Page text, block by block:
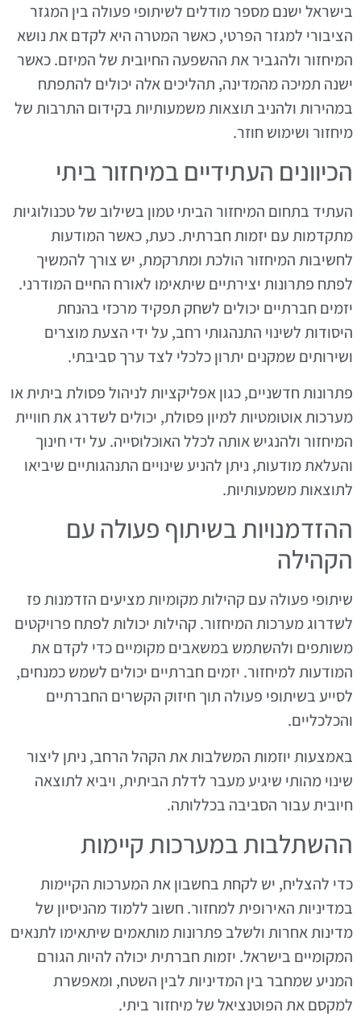
בישראל ישנם מספר מודלים לשיתופי פעולה בין המגזר
הציבורי למגזר הפרטי, כאשר המטרה היא לקדם את נושא
המיחזור ולהגביר את ההשפעה החיובית של המיזם. כאשר
ישנה תמיכה מהמדינה, תהליכים אלה יכולים להתפתח
במהירות ולהניב תוצאות משמעותיות בקידום התרבות של
מיחזור ושימוש חוזר.
הכיוונים העתידיים במיחזור ביתי
העתיד בתחום המיחזור הביתי טמון בשילוב של טכנולוגיות
מתקדמות עם יזמות חברתית. כעת, כאשר המודעות
לחשיבות המיחזור הולכת ומתרקמת, יש צורך להמשיך
לפתח פתרונות יצירתיים שיתאימו לאורח החיים המודרני.
יזמים חברתיים יכולים לשחק תפקיד מרכזי בהנחת
היסודות לשינוי התנהגותי רחב, על ידי הצעת מוצרים
ושירותים שמקנים יתרון כלכלי לצד ערך סביבתי.
פתרונות חדשניים, כגון אפליקציות לניהול פסולת ביתית או
מערכות אוטומטיות למיון פסולת, יכולים לשדרג את חוויית
המיחזור ולהנגיש אותה לכלל האוכלוסייה. על ידי חינוך
והעלאת מודעות, ניתן להניע שינויים התנהגותיים שיביאו
לתוצאות משמעותיות.
ההזדמנויות בשיתוף פעולה עם
הקהילה
שיתופי פעולה עם קהילות מקומיות מציעים הזדמנות פז
לשדרוג מערכות המיחזור. קהילות יכולות לפתח פרויקטים
משותפים ולהשתמש במשאבים מקומיים כדי לקדם את
המודעות למיחזור. יזמים חברתיים יכולים לשמש כמנחים,
לסייע בשיתופי פעולה תוך חיזוק הקשרים החברתיים
והכלכליים.
באמצעות יוזמות המשלבות את הקהל הרחב, ניתן ליצור
שינוי מהותי שיגיע מעבר לדלת הביתית, ויביא לתוצאה
חיובית עבור הסביבה בכללותה.
ההשתלבות במערכות קיימות
כדי להצליח, יש לקחת בחשבון את המערכות הקיימות
במדיניות האירופית למחזור. חשוב ללמוד מהניסיון של
מדינות אחרות ולשלב פתרונות מותאמים שיתאימו לתנאים
המקומיים בישראל. יזמות חברתית יכולה להיות הגורם
המניע שמחבר בין המדיניות לבין השטח, ומאפשרת
למקסם את הפוטנציאל של מיחזור ביתי.